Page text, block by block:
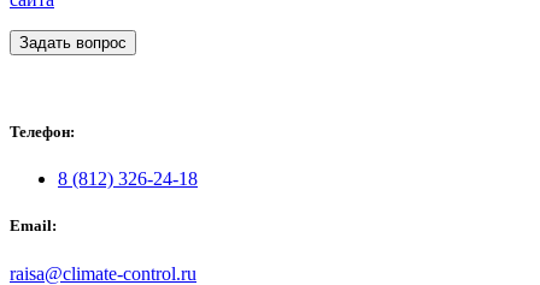
Задать вопрос
Телефон:
8 (812) 326-24-18
Email:
raisa@climate-control.ru